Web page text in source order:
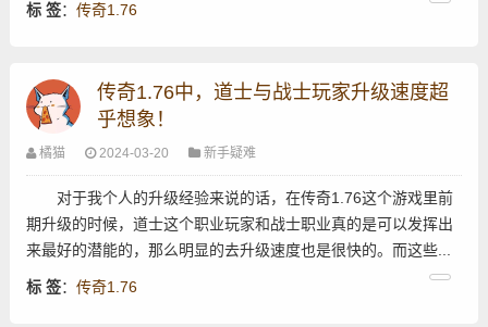
标 签： 传奇1.76
传奇1.76中，道士与战士玩家升级速度超
乎想象！
橘猫 2024-03-20 新手疑难
对于我个人的升级经验来说的话，在传奇1.76这个游戏里前
期升级的时候，道士这个职业玩家和战士职业真的是可以发挥出
来最好的潜能的，那么明显的去升级速度也是很快的。而这些...
标 签： 传奇1.76